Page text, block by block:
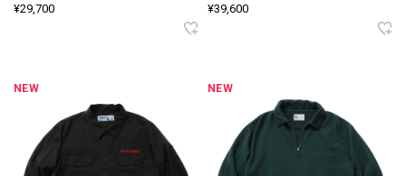
¥29,700 ¥39,600
NEW NEW